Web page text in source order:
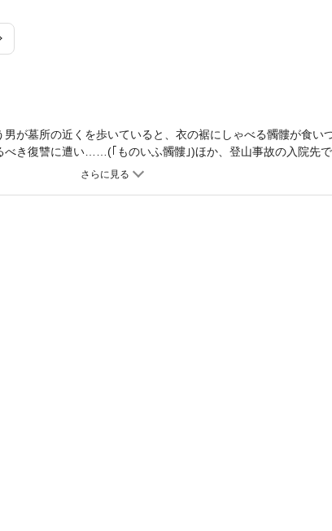
が墓所の近くを歩いていると、衣の裾にしゃべる髑髏が食い
き復讐に遭い……(｢ものいふ髑髏｣)ほか、登山事故の入院先で
る悪夢など、平安朝物語から日常に潜む恐怖や不思議現象まで